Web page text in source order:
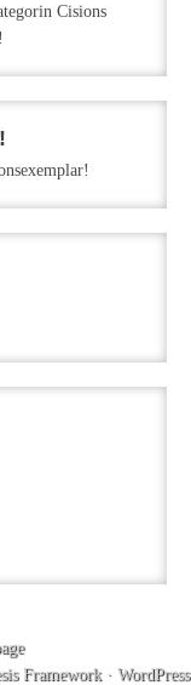
Cisions
Framework· WordPress